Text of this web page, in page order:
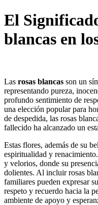
El
blancas en
Las rosas blancas son un
representando pureza,
profundo sentimiento de
una elección popular para
de despedida, las rosas
fallecido ha alcanzado un
Estas flores, además de su
espiritualidad y
y velorios, donde su
dolientes. Al incluir rosas
familiares pueden expresar
respeto y recuerdo hacia la
ambiente de apoyo y